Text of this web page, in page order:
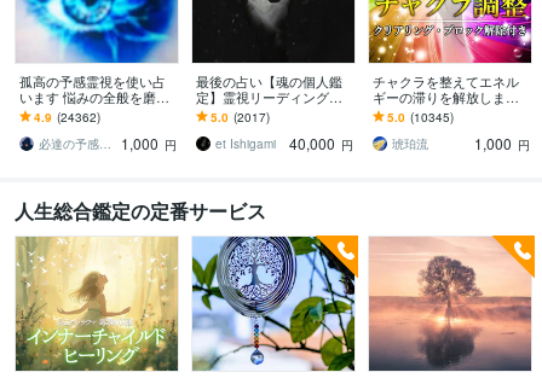
孤高の予感霊視を使い占
います 悩みの全般を磨き
上げ、研ぎ澄ました予感
より霊視により導きます
4.9 (24362)
必達の予感霊視 渡邊 潤一
1,000 円
最後の占い【魂の個人鑑
定】霊視リーディング承
ります 運命の地図を手
に、輝く人生を創る｜魂
の全体像を紐解く鑑定
5.0 (2017)
et Ishigami
40,000 円
チャクラを整えてエネル
ギーの滞りを解放します 7
割超リピート！人生を変
えたい人のエネルギー調
整
5.0 (10345)
琥珀流
1,000 円
人生総合鑑定の定番サービス